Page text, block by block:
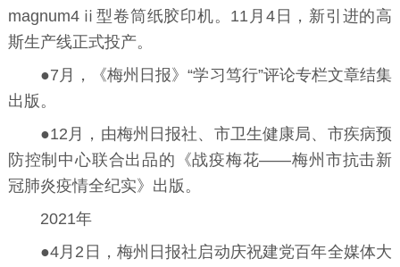
magnum4ⅱ型卷筒纸胶印机。11月4日，新引进的高
斯生产线正式投产。
●7月，《梅州日报》“学习笃行”评论专栏文章结集
出版。
●12月，由梅州日报社、市卫生健康局、市疾病预
防控制中心联合出品的《战疫梅花——梅州市抗击新
冠肺炎疫情全纪实》出版。
2021年
●4月2日，梅州日报社启动庆祝建党百年全媒体大